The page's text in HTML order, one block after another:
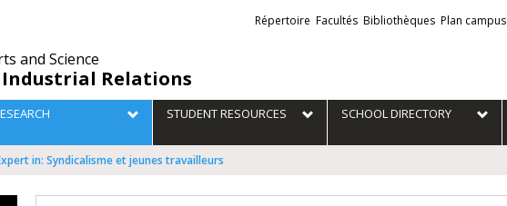
and Science
Industrial Relations
Liens
externes
Répertoire Facultés Bibliothèques Plan campus
STUDENT RESOURCES SCHOOL DIRECTORY
in: Syndicalisme et jeunes travailleurs